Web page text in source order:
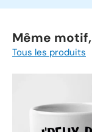
Même
Tous les produits